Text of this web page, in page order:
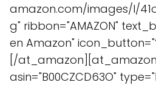
amazon.com/images/I/
g" ribbon="AMAZON"
en Amazon"
[/at_amazon][at_amazon
asin="B00CZCD63O"